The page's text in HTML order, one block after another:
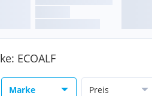
ECOALF
Marke Preis